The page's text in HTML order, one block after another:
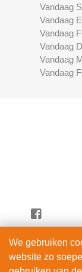
Vandaag
Vandaag
Vandaag
Vandaag
Vandaag
Vandaag
We gebruiken
website zo